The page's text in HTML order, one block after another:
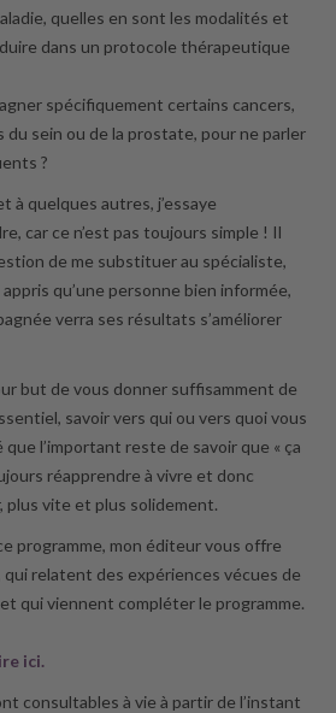
quelles en sont les modalités et
dans un protocole thérapeutique
spécifiquement certains cancers,
du sein ou de la prostate, pour ne parler
?
quelques autres, j’essaye
car ce n’est pas toujours simple ! Il
de me substituer au spécialiste,
appris qu’une personne bien informée,
verra ses résultats s’améliorer
but de vous donner suffisamment de
savoir vers qui ou vers quoi vous
l’important reste de savoir que « ça
réapprendre à vivre et donc
plus vite et plus solidement.
programme, mon éditeur vous offre
relatent des expériences vécues de
qui viennent compléter le programme.
ici.
consultables à vie à partir de l’instant